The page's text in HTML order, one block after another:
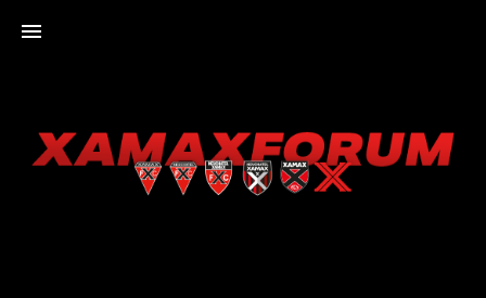
XAMAXFORUM